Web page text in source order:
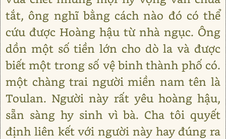
tắt, ông nghĩ bằng cách nào đó có thể
cứu được Hoàng hậu từ nhà ngục. Ông
dồn một số tiền lớn cho dò la và được
biết một trong số vệ binh thành phố có.
một chàng trai người miền nam tên là
Toulan. Người này rất yêu hoàng hậu,
sẵn sàng hy sinh vì bà. Cha tôi quyết
định liên kết với người này hay đúng ra